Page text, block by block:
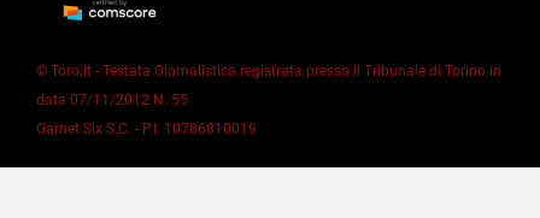
© Toro.it - Testata Giornalistica registrata presso il Tribunale di Torino in
data 07/11/2012 N. 55
Garnet Six S.C. - P.I. 10786810019